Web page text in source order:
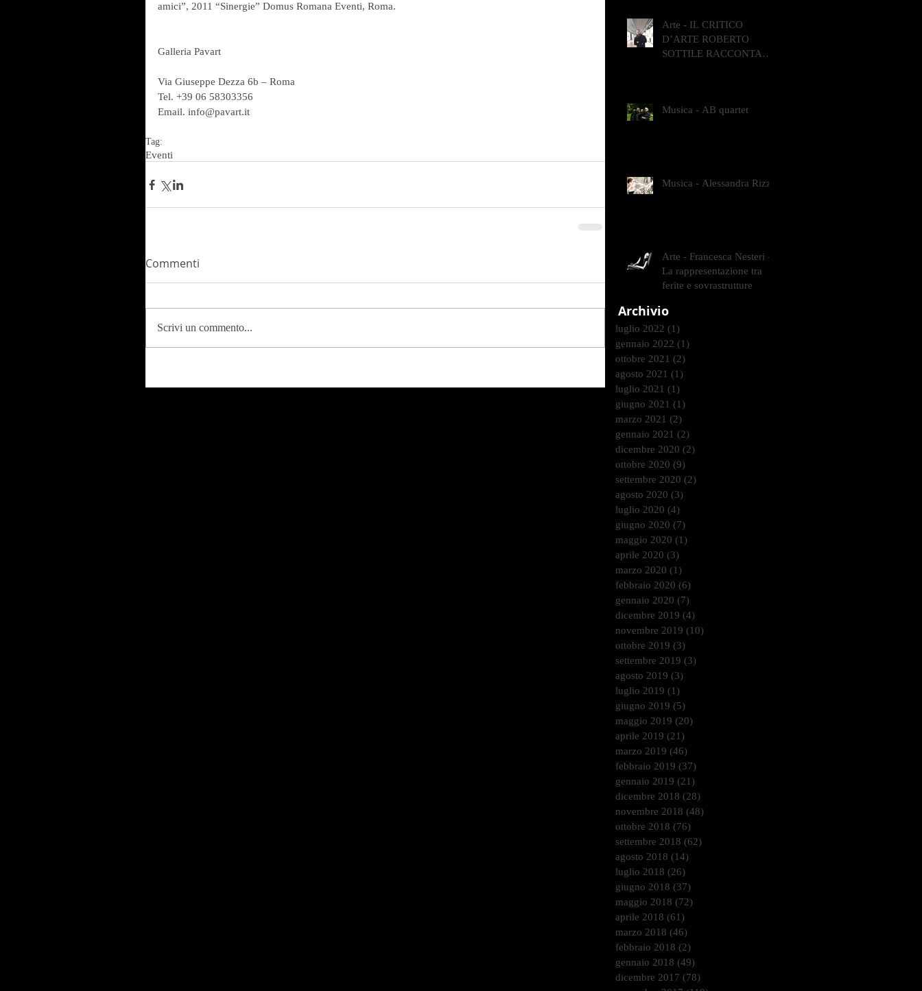
amici”, 2011 “Sinergie” Domus Romana Eventi, Roma.
Galleria Pavart
Via Giuseppe Dezza 6b – Roma
Tel. +39 06 58303356
Email. info@pavart.it
Tag:
Eventi
Commenti
Scrivi un commento...
Arte - IL CRITICO
D’ARTE ROBERTO
SOTTILE RACCONTA
Musica - AB quartet
Musica - Alessandra Rizzo
Arte - Francesca Nesteri -
La rappresentazione tra
ferite e sovrastrutture
Archivio
luglio 2022 (1)
gennaio 2022 (1)
ottobre 2021 (2)
agosto 2021 (1)
luglio 2021 (1)
giugno 2021 (1)
marzo 2021 (2)
gennaio 2021 (2)
dicembre 2020 (2)
ottobre 2020 (9)
settembre 2020 (2)
agosto 2020 (3)
luglio 2020 (4)
giugno 2020 (7)
maggio 2020 (1)
aprile 2020 (3)
marzo 2020 (1)
febbraio 2020 (6)
gennaio 2020 (7)
dicembre 2019 (4)
novembre 2019 (10)
ottobre 2019 (3)
settembre 2019 (3)
agosto 2019 (3)
luglio 2019 (1)
giugno 2019 (5)
maggio 2019 (20)
aprile 2019 (21)
marzo 2019 (46)
febbraio 2019 (37)
gennaio 2019 (21)
dicembre 2018 (28)
novembre 2018 (48)
ottobre 2018 (76)
settembre 2018 (62)
agosto 2018 (14)
luglio 2018 (26)
giugno 2018 (37)
maggio 2018 (72)
aprile 2018 (61)
marzo 2018 (46)
febbraio 2018 (2)
gennaio 2018 (49)
dicembre 2017 (78)